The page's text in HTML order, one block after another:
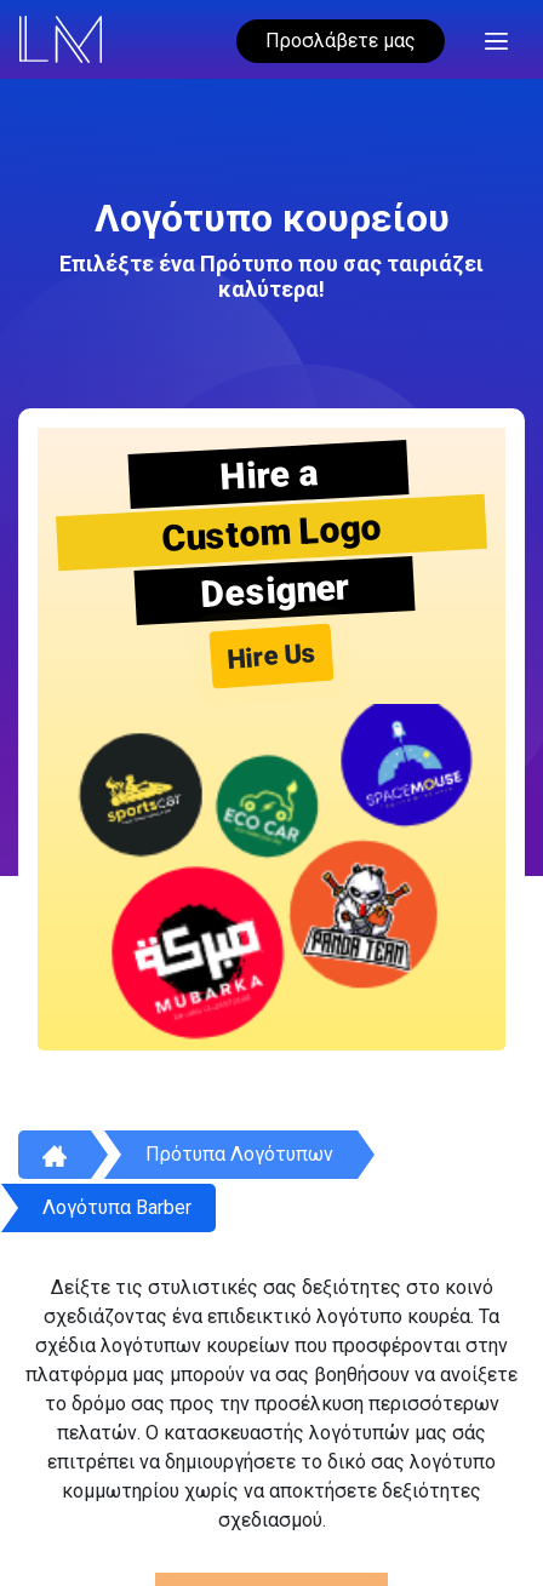
Προσλάβετε μας
Λογότυπο κουρείου
Επιλέξτε ένα Πρότυπο που σας ταιριάζει
καλύτερα!
Hire a
Custom Logo
Designer
Hire Us
Πρότυπα Λογότυπων
Λογότυπα Barber
Δείξτε τις στυλιστικές σας δεξιότητες στο κοινό
σχεδιάζοντας ένα επιδεικτικό λογότυπο κουρέα. Τα
σχέδια λογότυπων κουρείων που προσφέρονται στην
πλατφόρμα μας μπορούν να σας βοηθήσουν να ανοίξετε
το δρόμο σας προς την προσέλκυση περισσότερων
πελατών. Ο κατασκευαστής λογότυπών μας σάς
επιτρέπει να δημιουργήσετε το δικό σας λογότυπο
κομμωτηρίου χωρίς να αποκτήσετε δεξιότητες
σχεδιασμού.